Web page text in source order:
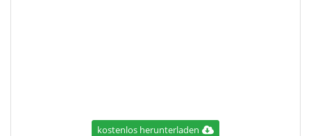
kostenlos herunterladen